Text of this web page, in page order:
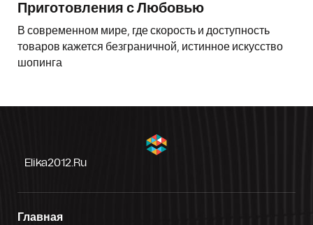
Приготовления с Любовью
В современном мире, где скорость и доступность
товаров кажется безграничной, истинное искусство
шопинга
Elika2012.ru
Главная